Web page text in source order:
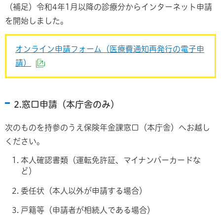
（補足）令和4年1月以降の診療分からインターネット申請
を開始しました。
オンライン申請フォーム（医療費通知再発行の電子申
請）
2.窓口申請（本庁舎のみ）
次のものを持参のうえ保険年金課窓口（本庁舎）へお越し
ください。
本人確認書類（運転免許証、マイナンバーカードな
ど）
委任状（本人以外が申請する場合）
戸籍等（申請者が相続人である場合）